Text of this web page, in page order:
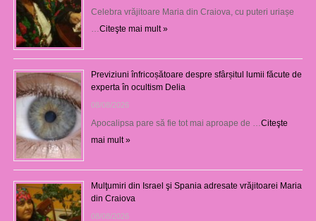
Celebra vrăjitoare Maria din Craiova, cu puteri uriașe
Citeşte mai mult »
Previziuni înfricoșătoare despre sfârșitul lumii făcute de
experta în ocultism Delia
08/08/2026
Apocalipsa pare să fie tot mai aproape de … Citeşte
mai mult »
Mulţumiri din Israel şi Spania adresate vrăjitoarei Maria
din Craiova
08/08/2026